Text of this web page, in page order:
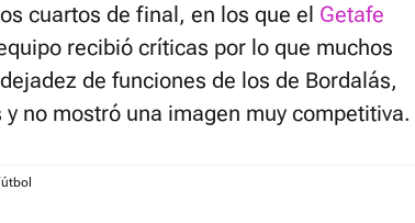
cuartos de final, en los que el Getafe
recibió críticas por lo que muchos
de funciones de los de Bordalás,
no mostró una imagen muy competitiva.